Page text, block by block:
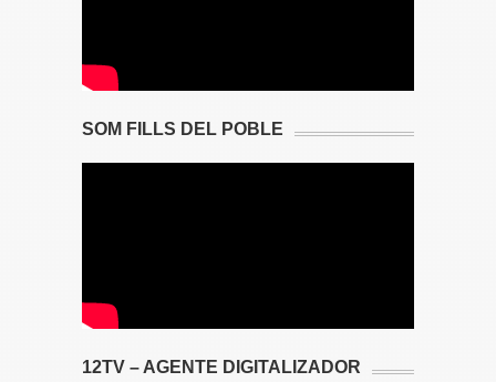
SOM FILLS DEL POBLE
12TV – AGENTE DIGITALIZADOR